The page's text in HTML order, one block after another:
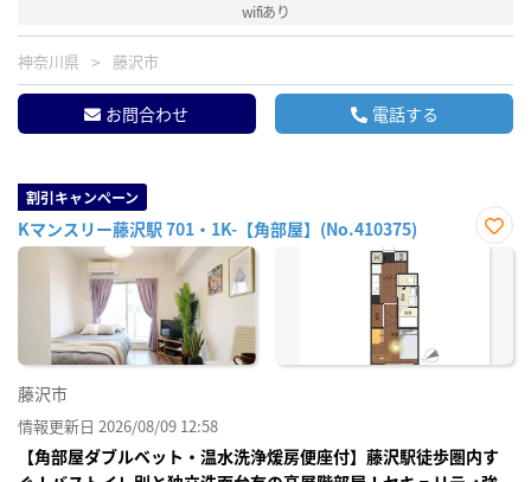
wifiあり
神奈川県 藤沢市
お問合わせ 電話する
割引キャンペーン
Kマンスリー藤沢駅 701・1K-【角部屋】(No.410375)
お気
藤沢市
情報更新日 2026/08/09 12:58
【角部屋ダブルベット・温水洗浄煖房便座付】藤沢駅徒歩圏内す